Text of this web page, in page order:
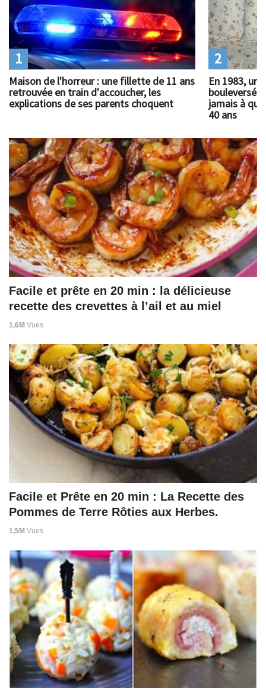
Maison de l'horreur : une fillette de 11 ans
retrouvée en train d'accoucher, les
explications de ses parents choquent
1
En 1983, un
bouleversé
jamais à
40 ans
2
Facile et prête en 20 min : la délicieuse
recette des crevettes à l’ail et au miel
1,6M Vues
Facile et Prête en 20 min : La Recette des
Pommes de Terre Rôties aux Herbes.
1,5M Vues